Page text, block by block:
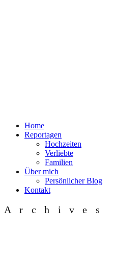
Home
Reportagen
Hochzeiten
Verliebte
Familien
Über mich
Persönlicher Blog
Kontakt
Archives